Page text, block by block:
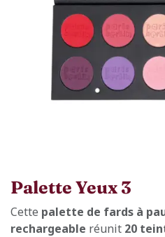
Palette Yeux 3
Cette palette de fards à
rechargeable réunit 20